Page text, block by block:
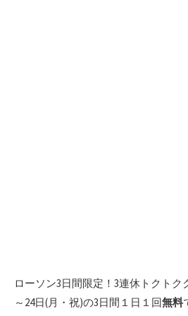
ローソン3日間限定！3連休トクトク
～24日(月・祝)の3日間１日１回無料